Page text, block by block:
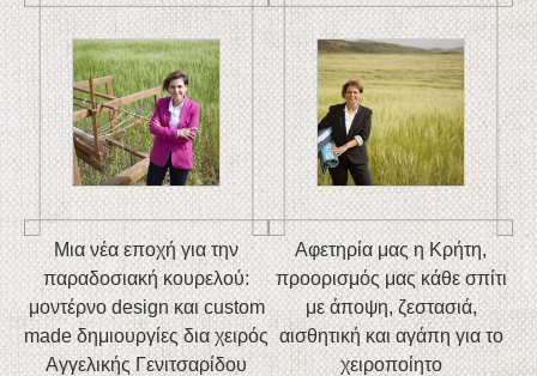
Μια νέα εποχή για την
παραδοσιακή κουρελού:
μοντέρνο design και custom
made δημιουργίες δια χειρός
Αγγελικής Γενιτσαρίδου
Αφετηρία μας η Κρήτη,
προορισμός μας κάθε σπίτι
με άποψη, ζεστασιά,
αισθητική και αγάπη για το
χειροποίητο